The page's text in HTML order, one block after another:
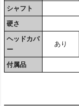
シャフト
硬さ
ヘッドカバ
ー
あり
付属品